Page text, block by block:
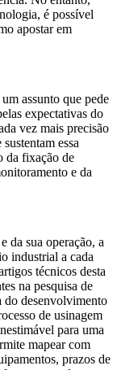
é possível
apostar em
assunto que pede
expectativas do
vez mais precisão
essa
da fixação de
e da
da sua operação, a
industrial a cada
técnicos desta
na pesquisa de
do desenvolvimento
de usinagem
para uma
mapear com
prazos de